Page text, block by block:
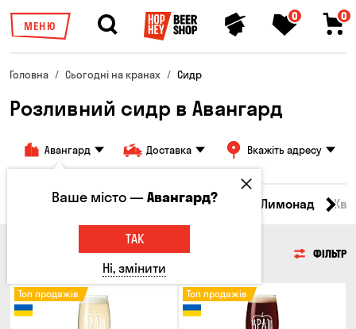
МЕНЮ
0 0
Головна Сьогодні на кранах Сидр
Розливний сидр в Авангард
Авангард Доставка Вкажіть адресу
Всі товари Пиво Сидр Вино Лимонад
ФІЛЬТР
Топ продажів Топ продажів
Ваше місто —Авангард?
ТАК
Ні, змінити